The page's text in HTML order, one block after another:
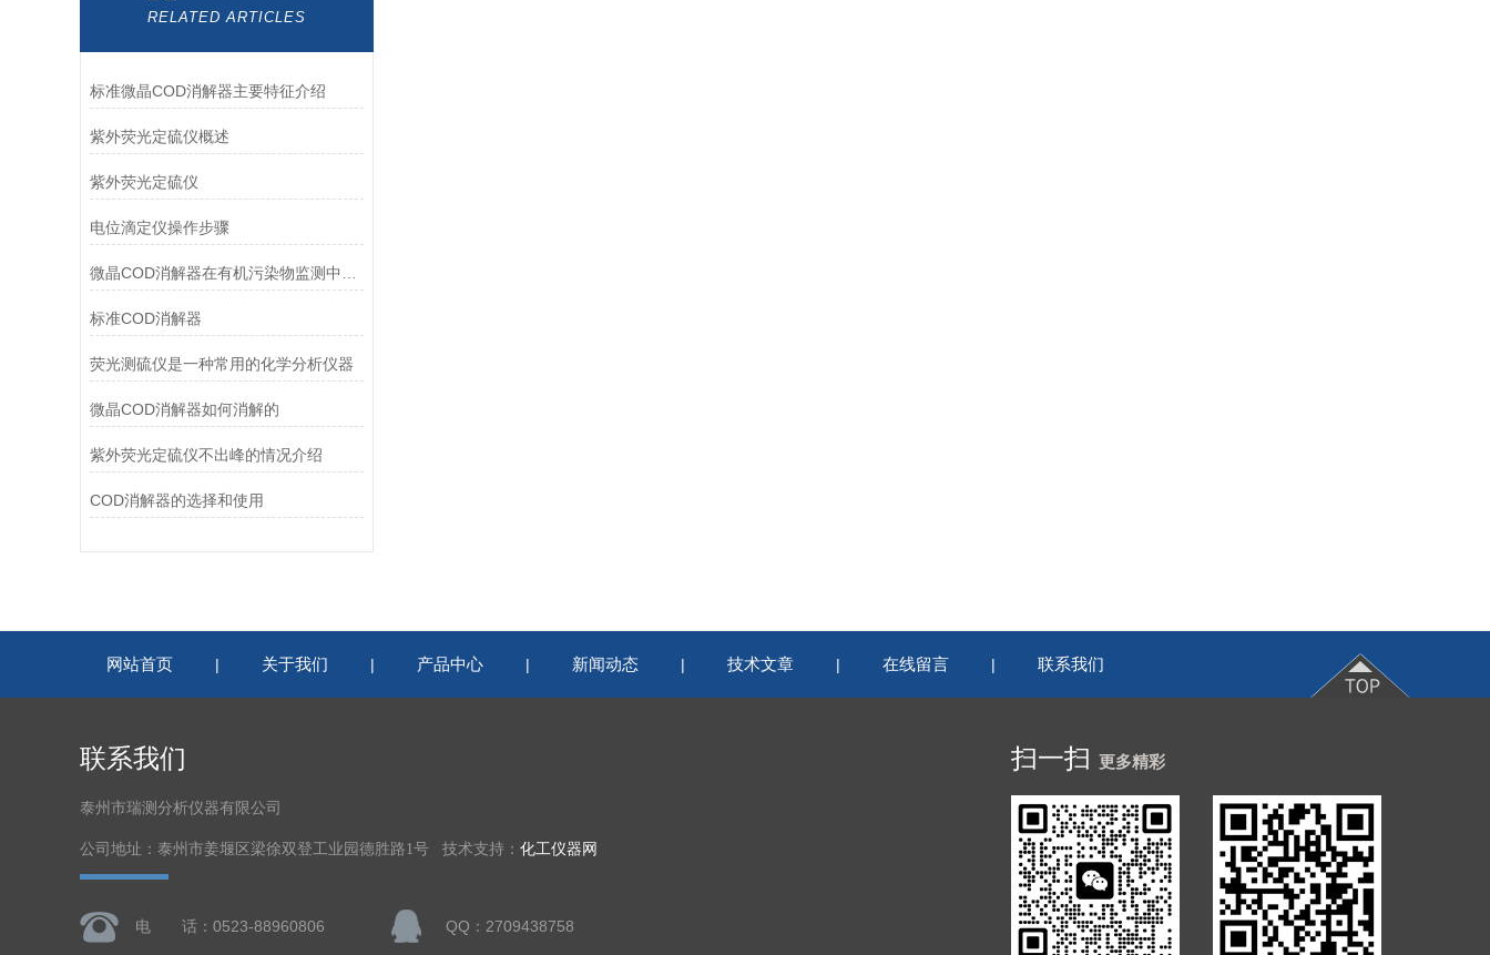
RELATED ARTICLES
标准微晶COD消解器主要特征介绍
紫外荧光定硫仪概述
紫外荧光定硫仪
电位滴定仪操作步骤
标准COD消解器
荧光测硫仪是一种常用的化学分析仪器
微晶COD消解器如何消解的
紫外荧光定硫仪不出峰的情况介绍
COD消解器的选择和使用
网站首页 | 关于我们 | 产品中心 | 新闻动态 | 技术文章 | 在线留言 | 联系我们
联系我们
泰州市瑞测分析仪器有限公司
公司地址：泰州市姜堰区梁徐双登工业园德胜路1号 技术支持： 化工仪器网
电 话：0523-88960806 QQ：2709438758
扫一扫 更多精彩